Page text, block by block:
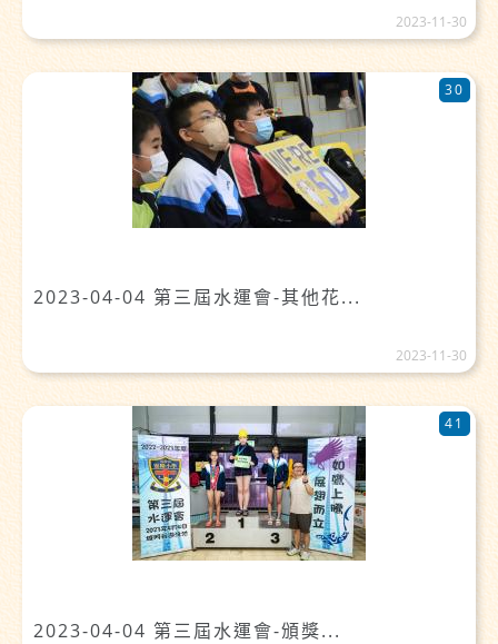
2023-11-30
2023-04-04 第三屆水運會-其他花...
30
2023-11-30
2023-04-04 第三屆水運會-頒獎...
41